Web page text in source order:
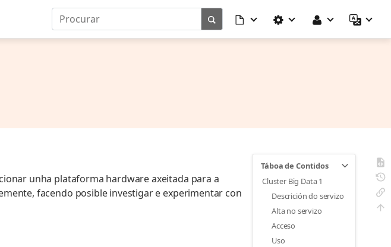
Táboa de Contidos
Cluster Big Data 1
Descrición do servizo
Alta no servizo
Acceso
Uso
unha plataforma hardware axeitada para a
facendo posible investigar e experimentar con